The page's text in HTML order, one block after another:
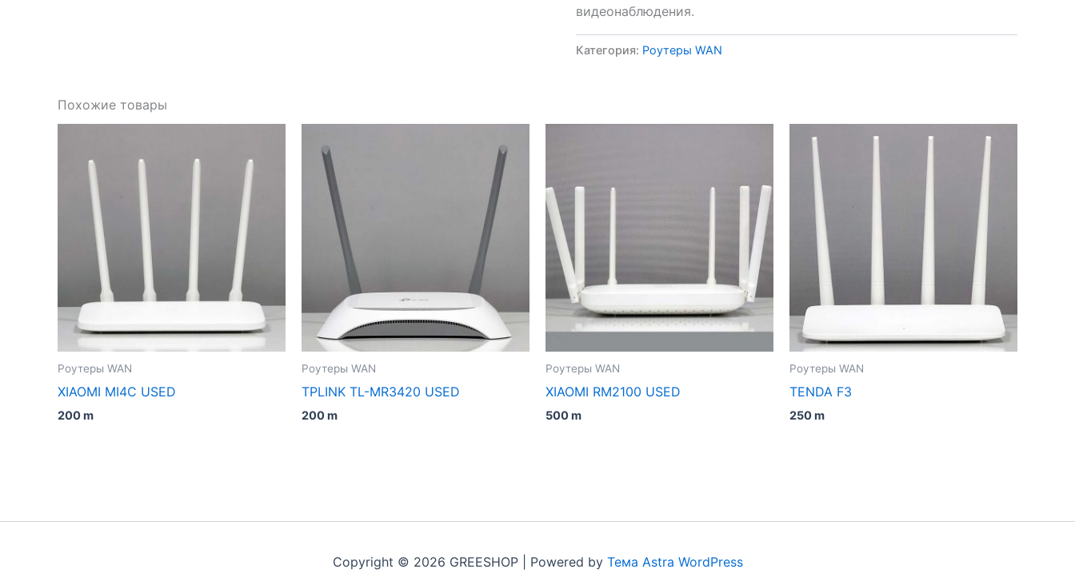
видеонаблюдения.
Категория: Роутеры WAN
Похожие товары
Роутеры WAN
XIAOMI MI4C USED
200m
Роутеры WAN
TPLINK TL-MR3420 USED
200m
Роутеры WAN
XIAOMI RM2100 USED
500m
Роутеры WAN
TENDA F3
250m
Copyright © 2026 GREESHOP | Powered by Тема Astra WordPress